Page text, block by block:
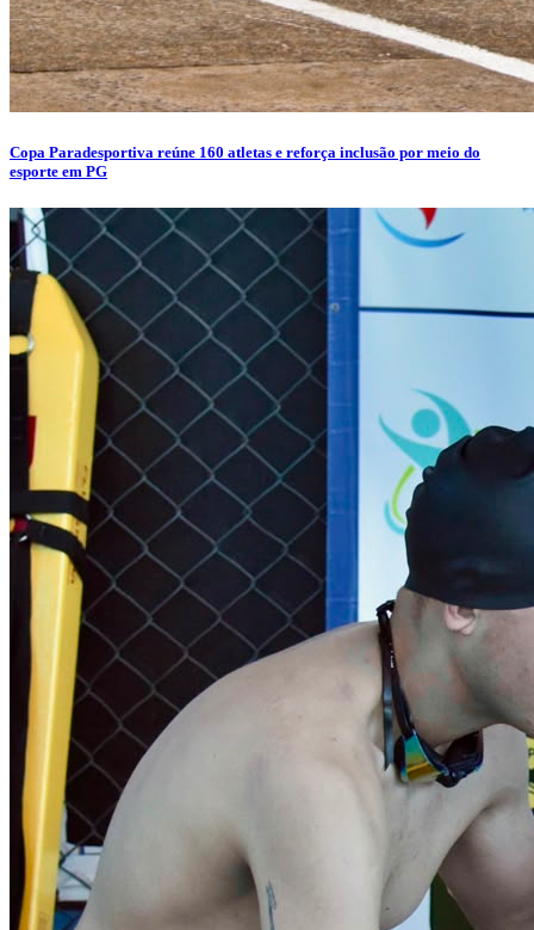
Copa Paradesportiva reúne 160 atletas e reforça inclusão por meio do
esporte em PG